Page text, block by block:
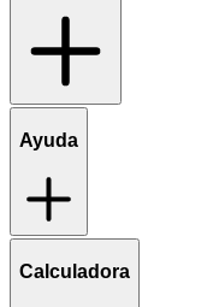
Ayuda
Calculadora